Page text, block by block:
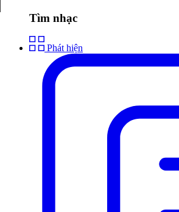
Tìm nhạc
Phát hiện